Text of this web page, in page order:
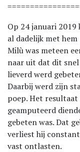
Op 24 januari 2019
al dadelijk met
Milù was meteen
naar uit dat dit
lieverd werd
Daarbij werd zijn
poep. Het
geamputeerd
gebeten was. Dat
verliest hij
vast ontlasten.